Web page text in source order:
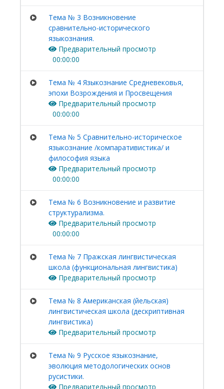
Тема № 3 Возникновение
сравнительно-исторического
языкознания.
Предварительный просмотр
00:00:00
Тема № 4 Языкознание Средневековья,
эпохи Возрождения и Просвещения
Предварительный просмотр
00:00:00
Тема № 5 Сравнительно-историческое
языкознание /компаративистика/ и
философия языка
Предварительный просмотр
00:00:00
Тема № 6 Возникновение и развитие
структурализма.
Предварительный просмотр
00:00:00
Тема № 7 Пражская лингвистическая
школа (функциональная лингвистика)
Предварительный просмотр
Тема № 8 Американская (йельская)
лингвистическая школа (дескриптивная
лингвистика)
Предварительный просмотр
Тема № 9 Русское языкознание,
эволюция методологических основ
русистики.
Предварительный просмотр